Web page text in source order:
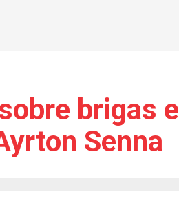
brigas e
Senna